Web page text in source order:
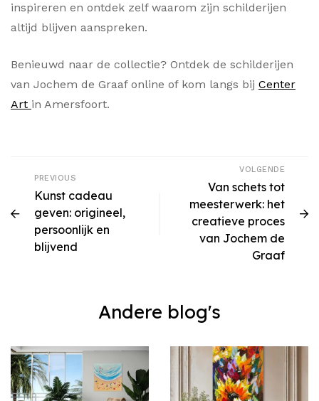
inspireren en ontdek zelf waarom zijn schilderijen
altijd blijven aanspreken.
Benieuwd naar de collectie? Ontdek de schilderijen
van Jochem de Graaf online of kom langs bij Center
Art in Amersfoort.
PREVIOUS
Kunst cadeau
geven: origineel,
persoonlijk en
blijvend
VOLGENDE
Van schets tot
meesterwerk: het
creatieve proces
van Jochem de
Graaf
Andere blog's